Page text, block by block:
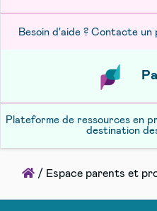
Besoin d'aide ? Contacte
Plateforme de ressources en
destination
Accueil
/ Espace parents et